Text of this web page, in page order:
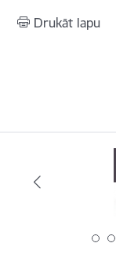
Drukāt lapu